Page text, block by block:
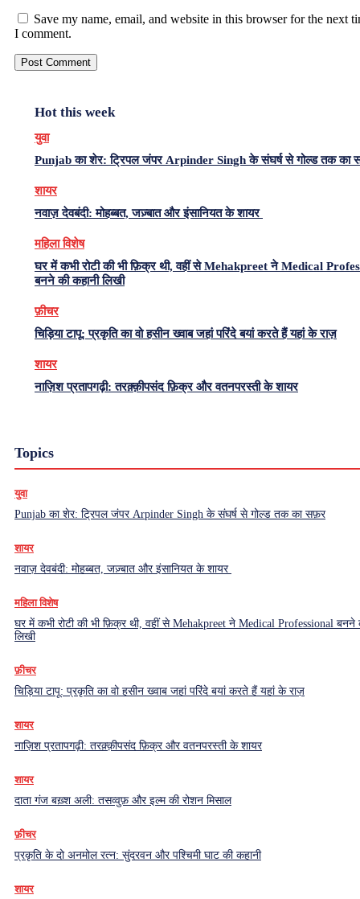
Save my name, email, and website in this browser for the next
I comment.
Hot this week
युवा
Punjab का शेर: ट्रिपल जंपर Arpinder Singh के संघर्ष से गोल्ड तक का
शायर
नवाज़ देवबंदी: मोहब्बत, जज़्बात और इंसानियत के शायर
महिला विशेष
घर में कभी रोटी की भी फ़िक्र थी, वहीं से Mehakpreet ने Medical
बनने की कहानी लिखी
फ़ीचर
चिड़िया टापू: प्रकृति का वो हसीन ख्वाब जहां परिंदे बयां करते हैं यहां के राज़
शायर
नाज़िश प्रतापगढ़ी: तरक़्क़ीपसंद फ़िक्र और वतनपरस्ती के शायर
Topics
युवा
Punjab का शेर: ट्रिपल जंपर Arpinder Singh के संघर्ष से गोल्ड तक का सफ़र
शायर
नवाज़ देवबंदी: मोहब्बत, जज़्बात और इंसानियत के शायर
महिला विशेष
घर में कभी रोटी की भी फ़िक्र थी, वहीं से Mehakpreet ने Medical Professional बनने
लिखी
फ़ीचर
चिड़िया टापू: प्रकृति का वो हसीन ख्वाब जहां परिंदे बयां करते हैं यहां के राज़
शायर
नाज़िश प्रतापगढ़ी: तरक़्क़ीपसंद फ़िक्र और वतनपरस्ती के शायर
शायर
दाता गंज बख़्श अली: तसव्वुफ़ और इल्म की रोशन मिसाल
फ़ीचर
प्रकृति के दो अनमोल रत्न: सुंदरवन और पश्चिमी घाट की कहानी
शायर